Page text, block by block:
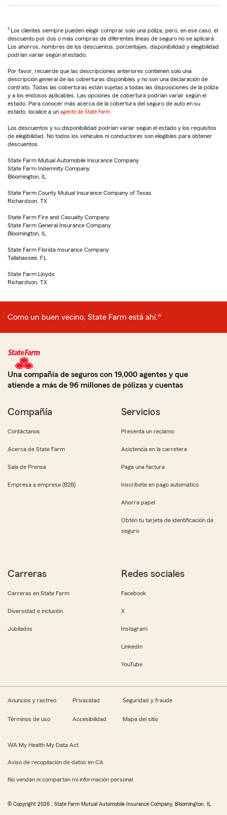
1 Los clientes siempre pueden elegir comprar solo una póliza, pero, en ese caso, el
descuento por dos o más compras de diferentes líneas de seguro no se aplicará.
Los ahorros, nombres de los descuentos, porcentajes, disponibilidad y elegibilidad
podrían variar según el estado.
Por favor, recuerde que las descripciones anteriores contienen solo una
descripción general de las coberturas disponibles y no son una declaración de
contrato. Todas las coberturas están sujetas a todas las disposiciones de la póliza
y a los endosos aplicables. Las opciones de cobertura podrían variar según el
estado. Para conocer más acerca de la cobertura del seguro de auto en su
estado, localice a un agente de State Farm
Los descuentos y su disponibilidad podrían variar según el estado y los requisitos
de elegibilidad. No todos los vehículos ni conductores son elegibles para obtener
descuentos.
State Farm Mutual Automobile Insurance Company
State Farm Indemnity Company
Bloomington, IL
State Farm County Mutual Insurance Company of Texas
Richardson, TX
State Farm Fire and Casualty Company
State Farm General Insurance Company
Bloomington, IL
State Farm Florida Insurance Company
Tallahassee, FL
State Farm Lloyds
Richardson, TX
Como un buen vecino, State Farm está ahí.®
Una compañía de seguros con 19,000 agentes y que
atiende a más de 96 millones de pólizas y cuentas
Compañía
Contáctanos
Acerca de State Farm
Sala de Prensa
Empresa a empresa (B2B)
Servicios
Presenta un reclamo
Asistencia en la carretera
Paga una factura
Inscríbete en pago automático
Ahorra papel
Obtén tu tarjeta de identificación de
seguro
Carreras
Carreras en State Farm
Diversidad e inclusión
Jubilados
Redes sociales
Facebook
X
Instagram
LinkedIn
YouTube
Anuncios y rastreo Privacidad Seguridad y fraude
Términos de uso Accesibilidad Mapa del sitio
WA My Health My Data Act
Aviso de recopilación de datos en CA
No vendan ni compartan mi información personal
© Copyright 2026 , State Farm Mutual Automobile Insurance Company, Bloomington, IL